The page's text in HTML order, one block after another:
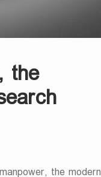
the
the modern